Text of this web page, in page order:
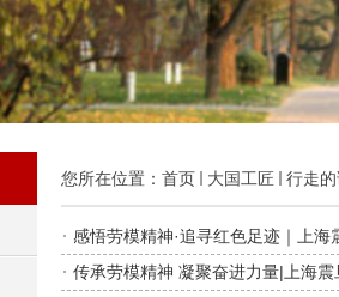
您所在位置： 首页 大国工匠 行走
感悟劳模精神·追寻红色足迹｜上
传承劳模精神 凝聚奋进力量|上海